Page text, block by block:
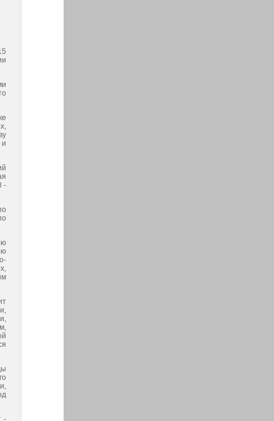
и
-
-